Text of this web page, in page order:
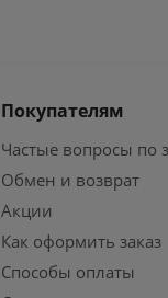
Покупателям
Частые вопросы по
Обмен и возврат
Акции
Как оформить заказ
Способы оплаты